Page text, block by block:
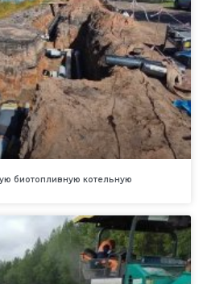
биотопливную котельную